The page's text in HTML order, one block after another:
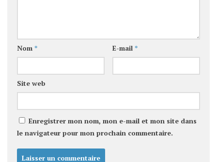
Nom * E-mail *
Site web
Enregistrer mon nom, mon e-mail et mon site dans
le navigateur pour mon prochain commentaire.